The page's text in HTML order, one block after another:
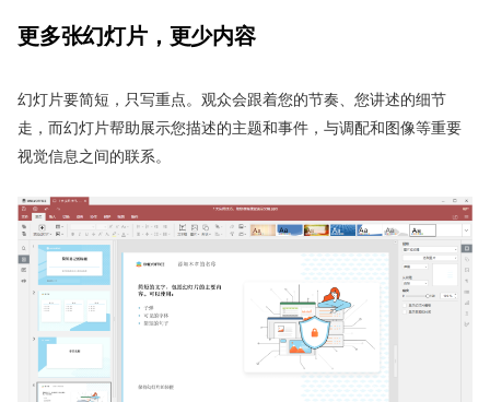
更多张幻灯片，更少内容
幻灯片要简短，只写重点。观众会跟着您的节奏、您讲述的细节
走，而幻灯片帮助展示您描述的主题和事件，与调配和图像等重要
视觉信息之间的联系。